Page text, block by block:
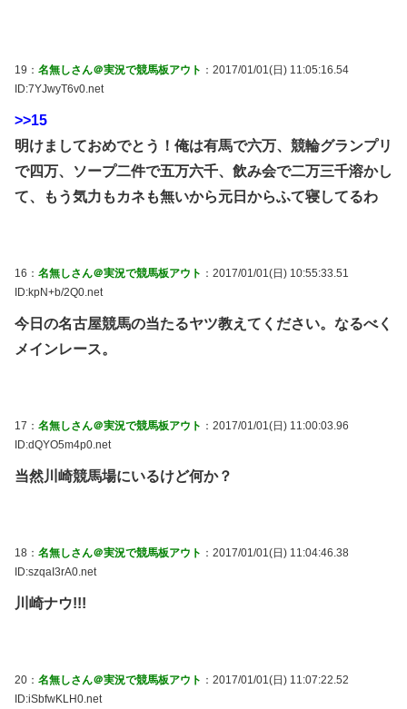
19： 名無しさん＠実況で競馬板アウト ：2017/01/01(日) 11:05:16.54
ID:7YJwyT6v0.net
>>15
明けましておめでとう！俺は有馬で六万、競輪グランプリ
で四万、ソープ二件で五万六千、飲み会で二万三千溶かし
て、もう気力もカネも無いから元日からふて寝してるわ
16： 名無しさん＠実況で競馬板アウト ：2017/01/01(日) 10:55:33.51
ID:kpN+b/2Q0.net
今日の名古屋競馬の当たるヤツ教えてください。なるべく
メインレース。
17： 名無しさん＠実況で競馬板アウト ：2017/01/01(日) 11:00:03.96
ID:dQYO5m4p0.net
当然川崎競馬場にいるけど何か？
18： 名無しさん＠実況で競馬板アウト ：2017/01/01(日) 11:04:46.38
ID:szqaI3rA0.net
川崎ナウ!!!
20： 名無しさん＠実況で競馬板アウト ：2017/01/01(日) 11:07:22.52
ID:iSbfwKLH0.net